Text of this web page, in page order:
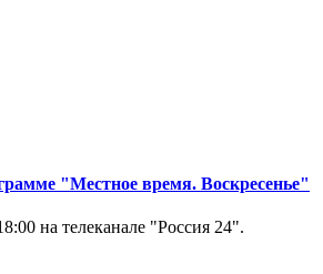
"Местное время. Воскресенье"
на телеканале "Россия 24".